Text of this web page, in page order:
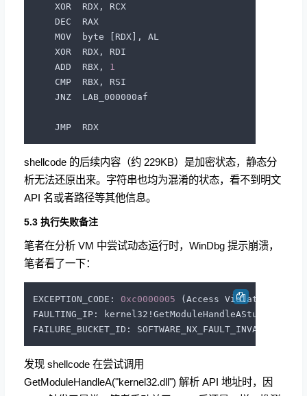
    XOR  RDX, RCX
    DEC  RAX
    MOV  byte [RDX], AL
    XOR  RDX, RDI
    ADD  RBX,
1
    CMP  RBX, RSI
    JNZ  LAB_000000af
shellcode 的后续内容（约 229KB）是加密状态，静态分
析无法还原出来。字符串也均为混淆的状态，看不到明文
API 名或者路径等其他信息。
5.3 执行失败备注
笔者在分析 VM 中尝试动态运行时，WinDbg 提示崩溃，
笔者看了一下：
EXCEPTION_CODE: 0xc0000005 (Access Violation)
FAULTING_IP: kernel32!GetModuleHandleAStub
发现 shellcode 在尝试调用
GetModuleHandleA("kernel32.dll") 解析 API 地址时，因